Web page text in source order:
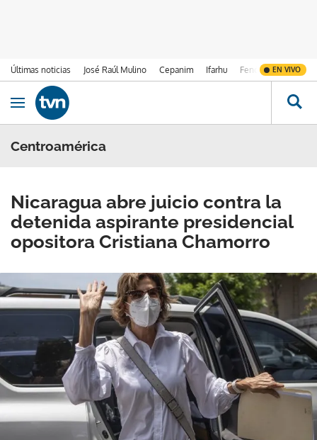
Últimas noticias José Raúl Mulino Cepanim Ifarhu Fenómeno de El
EN VIVO
Ir al contenido
Obrir navegació
Centroamérica
Nicaragua abre juicio contra la
detenida aspirante presidencial
opositora Cristiana Chamorro